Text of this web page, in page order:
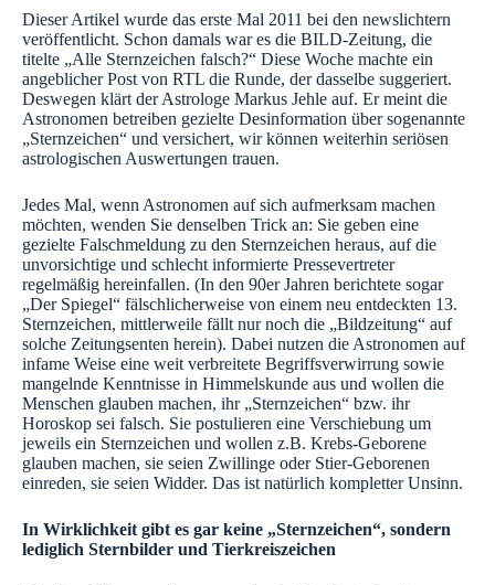
Dieser Artikel wurde das erste Mal 2011 bei den newslichtern
veröffentlicht. Schon damals war es die BILD-Zeitung, die
titelte „Alle Sternzeichen falsch?“ Diese Woche machte ein
angeblicher Post von RTL die Runde, der dasselbe suggeriert.
Deswegen klärt der Astrologe Markus Jehle auf. Er meint die
Astronomen betreiben gezielte Desinformation über sogenannte
„Sternzeichen“ und versichert, wir können weiterhin seriösen
astrologischen Auswertungen trauen.
Jedes Mal, wenn Astronomen auf sich aufmerksam machen
möchten, wenden Sie denselben Trick an: Sie geben eine
gezielte Falschmeldung zu den Sternzeichen heraus, auf die
unvorsichtige und schlecht informierte Pressevertreter
regelmäßig hereinfallen. (In den 90er Jahren berichtete sogar
„Der Spiegel“ fälschlicherweise von einem neu entdeckten 13.
Sternzeichen, mittlerweile fällt nur noch die „Bildzeitung“ auf
solche Zeitungsenten herein). Dabei nutzen die Astronomen auf
infame Weise eine weit verbreitete Begriffsverwirrung sowie
mangelnde Kenntnisse in Himmelskunde aus und wollen die
Menschen glauben machen, ihr „Sternzeichen“ bzw. ihr
Horoskop sei falsch. Sie postulieren eine Verschiebung um
jeweils ein Sternzeichen und wollen z.B. Krebs-Geborene
glauben machen, sie seien Zwillinge oder Stier-Geborenen
einreden, sie seien Widder. Das ist natürlich kompletter Unsinn.
In Wirklichkeit gibt es gar keine „Sternzeichen“, sondern
lediglich Sternbilder und Tierkreiszeichen